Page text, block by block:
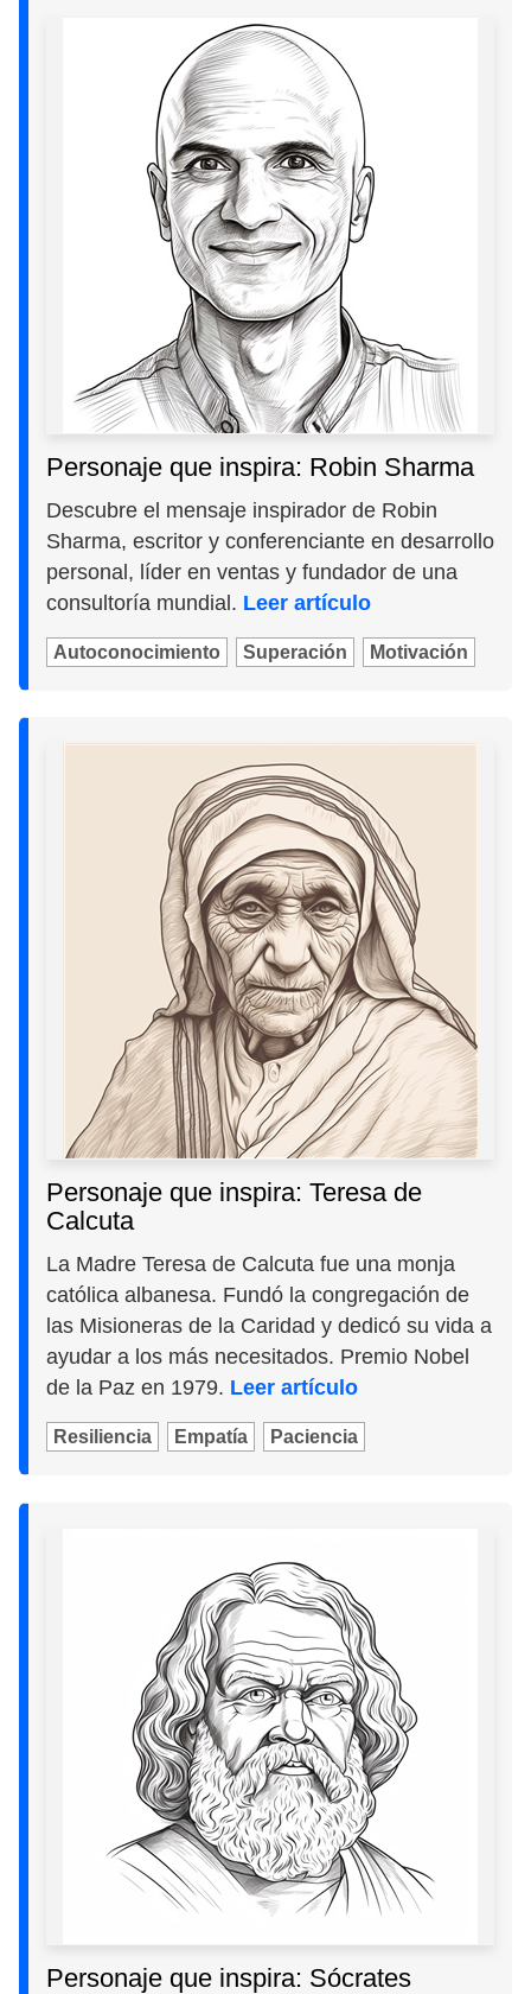
Personaje que inspira: Robin Sharma
Descubre el mensaje inspirador de Robin
Sharma, escritor y conferenciante en desarrollo
personal, líder en ventas y fundador de una
consultoría mundial. Leer artículo
Autoconocimiento Superación Motivación
Personaje que inspira: Teresa de
Calcuta
La Madre Teresa de Calcuta fue una monja
católica albanesa. Fundó la congregación de
las Misioneras de la Caridad y dedicó su vida a
ayudar a los más necesitados. Premio Nobel
de la Paz en 1979. Leer artículo
Resiliencia Empatía Paciencia
Personaje que inspira: Sócrates